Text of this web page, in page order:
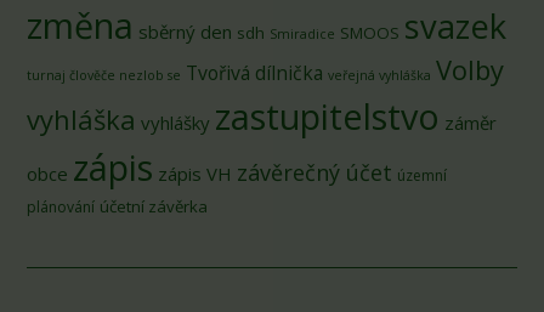
změna sběrný den sdh Smiradice SMOOS svazek
turnaj člověče nezlob se Tvořivá dílnička veřejná vyhláška Volby
vyhláška vyhlášky zastupitelstvo záměr
obce zápis zápis VH závěrečný účet územní
plánování účetní závěrka